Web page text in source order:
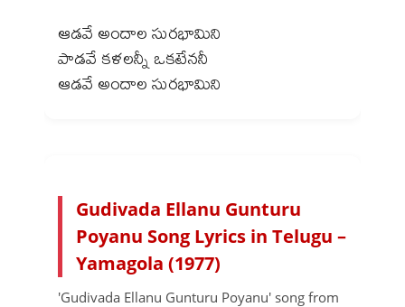
ఆడవే అందాల సురభామిని
పాడవే కళలన్నీ ఒకటేననీ
Gudivada Ellanu Gunturu
Poyanu Song Lyrics in Telugu –
Yamagola (1977)
'Gudivada Ellanu Gunturu Poyanu' song from